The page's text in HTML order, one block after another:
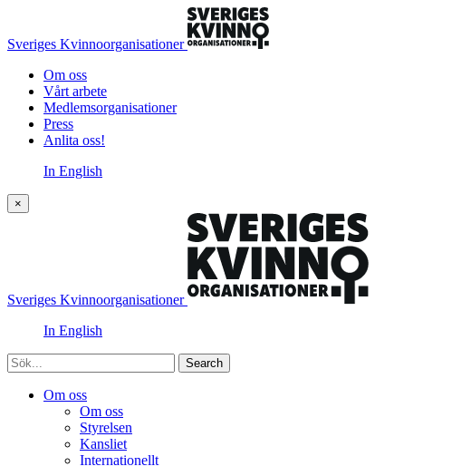
Sveriges Kvinnoorganisationer
Om oss
Vårt arbete
Medlemsorganisationer
Press
Anlita oss!
In English
×
Sveriges Kvinnoorganisationer
In English
Sök
Om oss
Om oss
Styrelsen
Kansliet
Internationellt